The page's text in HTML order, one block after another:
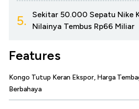
5.
Sekitar 50.000 Sepatu Nike
Nilainya Tembus Rp66 Miliar
Features
Kongo Tutup Keran Ekspor, Harga
Berbahaya